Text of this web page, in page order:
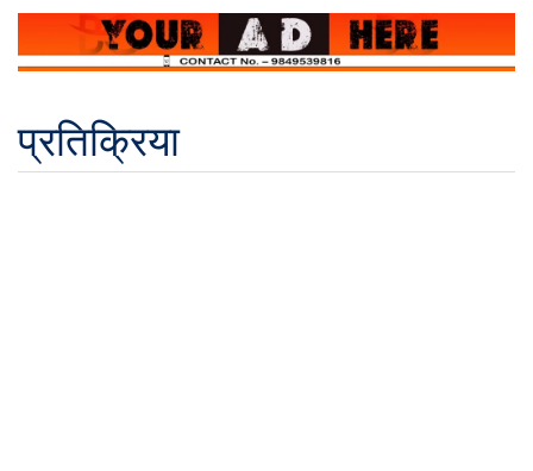
प्रतिक्रिया